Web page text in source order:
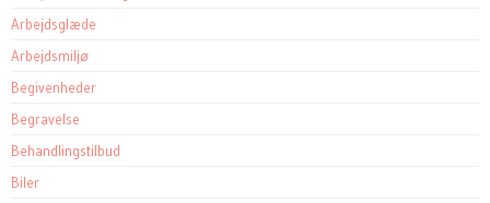
Arbejdsglæde
Arbejdsmiljø
Begivenheder
Begravelse
Behandlingstilbud
Biler